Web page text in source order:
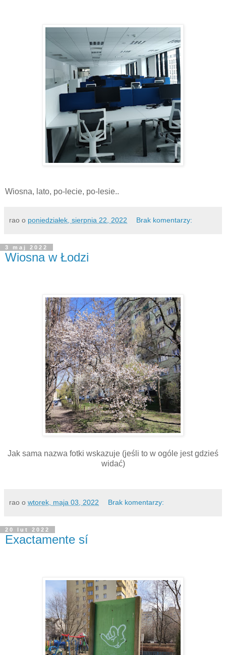
Wiosna, lato, po-lecie, po-lesie..
rao o poniedziałek, sierpnia 22, 2022 Brak komentarzy:
3 maj 2022
Wiosna w Łodzi
Jak sama nazwa fotki wskazuje (jeśli to w ogóle jest gdzieś
widać)
rao o wtorek, maja 03, 2022 Brak komentarzy:
20 lut 2022
Exactamente sí